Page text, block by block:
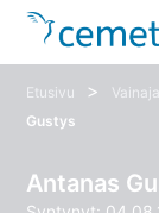
Etusivu >
Gustys
Antanas